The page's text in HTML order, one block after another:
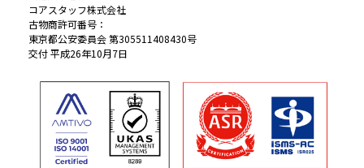
コアスタッフ株式会社
古物商許可番号：
東京都公安委員会 第305511408430号
交付 平成26年10月7日